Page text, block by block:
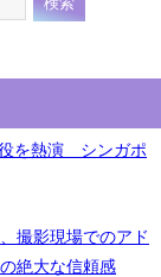
を熱演 シンガポ
撮影現場でのアド
絶大な信頼感